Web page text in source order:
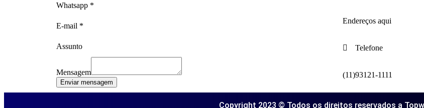
Whatsapp *
E-mail *
Assunto
Mensagem
Enviar mensagem
Endereços aqui
Telefone
(11)93121-1111
Copyright 2023 © Todos os direitos reservados a